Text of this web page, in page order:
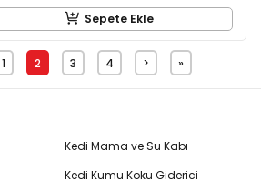
Sepete Ekle
1 2 3 4 > »
Kedi Mama ve Su Kabı
Kedi Kumu Koku Giderici